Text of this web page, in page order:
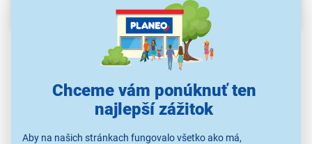
Chceme vám ponúknuť ten
najlepší zážitok
Aby na našich stránkach fungovalo všetko ako má,
Popis